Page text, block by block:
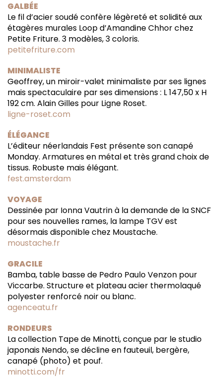
GALBÉE
Le fil d’acier soudé confère légèreté et solidité aux
étagères murales Loop d’Amandine Chhor chez
Petite Friture. 3 modèles, 3 coloris.
petitefriture.com
MINIMALISTE
Geoffrey, un miroir-valet minimaliste par ses lignes
mais spectaculaire par ses dimensions : L 147,50 x H
192 cm. Alain Gilles pour Ligne Roset.
ligne-roset.com
ÉLÉGANCE
L’éditeur néerlandais Fest présente son canapé
Monday. Armatures en métal et très grand choix de
tissus. Robuste mais élégant.
fest.amsterdam
VOYAGE
Dessinée par Ionna Vautrin à la demande de la SNCF
pour ses nouvelles rames, la lampe TGV est
désormais disponible chez Moustache.
moustache.fr
GRACILE
Bamba, table basse de Pedro Paulo Venzon pour
Viccarbe. Structure et plateau acier thermolaqué
polyester renforcé noir ou blanc.
agenceatu.fr
RONDEURS
La collection Tape de Minotti, conçue par le studio
japonais Nendo, se décline en fauteuil, bergère,
canapé (photo) et pouf.
minotti.com/fr